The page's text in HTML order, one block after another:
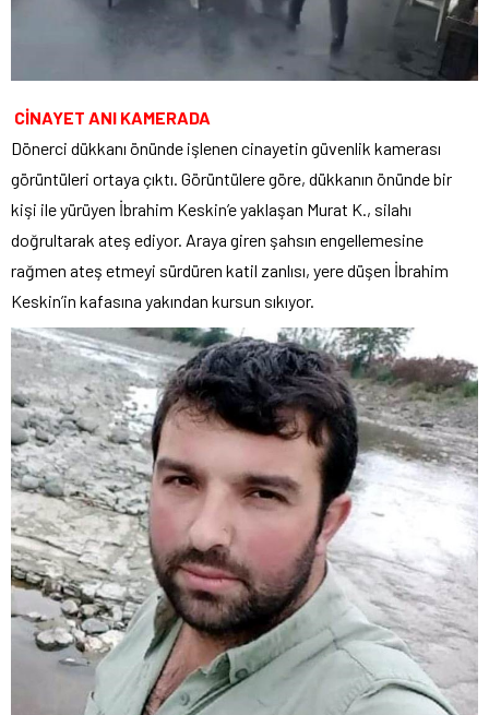
CİNAYET ANI KAMERADA
Dönerci dükkanı önünde işlenen cinayetin güvenlik kamerası
görüntüleri ortaya çıktı. Görüntülere göre, dükkanın önünde bir
kişi ile yürüyen İbrahim Keskin’e yaklaşan Murat K., silahı
doğrultarak ateş ediyor. Araya giren şahsın engellemesine
rağmen ateş etmeyi sürdüren katil zanlısı, yere düşen İbrahim
Keskin’in kafasına yakından kursun sıkıyor.